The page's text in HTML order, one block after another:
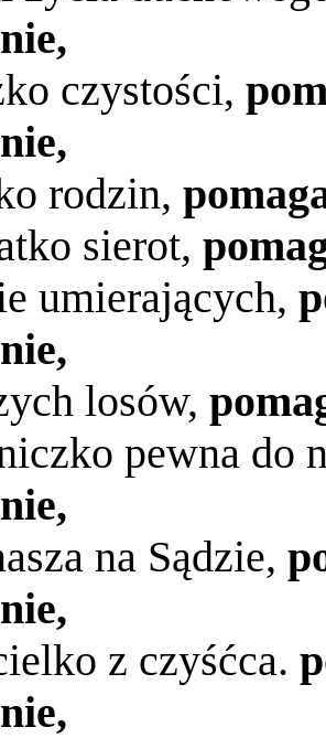
czystości,
rodzin,
sierot,
umierających,
losów,
pewna do
na Sądzie,
z czyśćca.